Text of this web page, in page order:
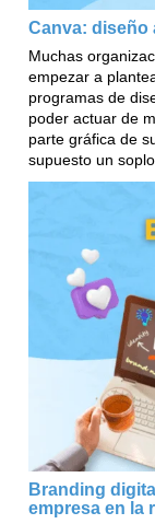
Canva: diseño
Muchas
empezar a
programas de
poder actuar de
parte gráfica de
supuesto un
Branding
empresa en la